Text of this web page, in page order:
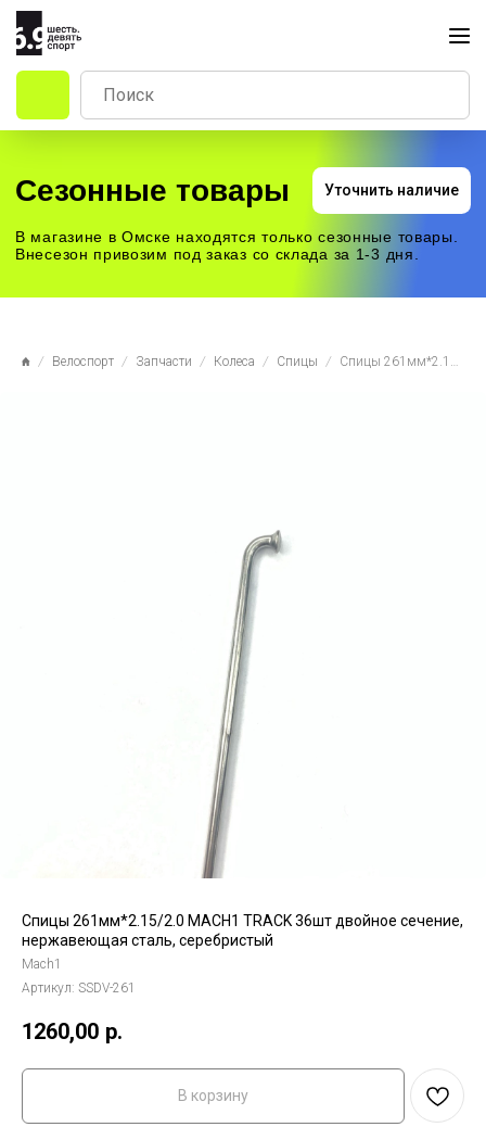
Сезонные товары
В магазине в Омске находятся только сезонные товары.
Внесезон привозим под заказ со склада за 1-3 дня.
Велоспорт Запчасти Колеса Спицы
Спицы 261мм*2.15/2.0 MACH1 TRACK 36шт двойное сечение,
нержавеющая сталь, серебристый
Mach1
Артикул: SSDV-261
1260,00 р.
В корзину